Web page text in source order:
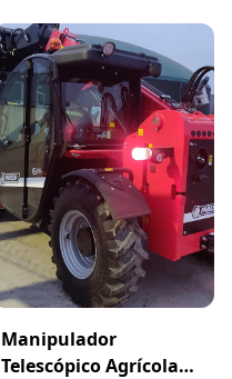
Manipulador
Telescópico Agrícola